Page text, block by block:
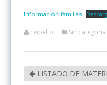
Información-familias
ceipelto Sin categoría
LISTADO DE